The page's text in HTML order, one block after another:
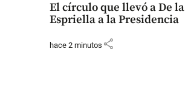
El círculo que llevó a De la
Espriella a la Presidencia
hace 2 minutos share